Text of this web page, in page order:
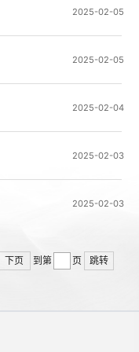
2025-02-05
2025-02-05
2025-02-04
2025-02-03
2025-02-03
下页 到第 页 跳转